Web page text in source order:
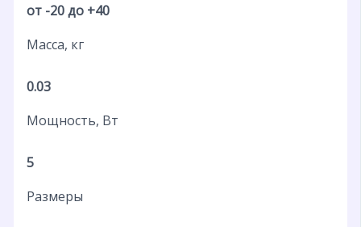
от -20 до +40
Масса, кг
0.03
Мощность, Вт
5
Размеры